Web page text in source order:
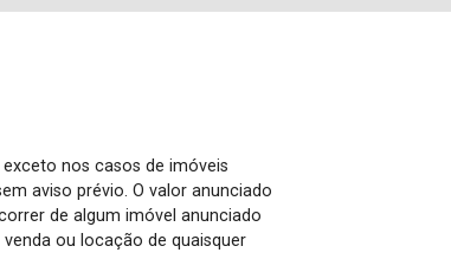
nos casos de imóveis
aviso prévio. O valor anunciado
de algum imóvel anunciado
ou locação de quaisquer